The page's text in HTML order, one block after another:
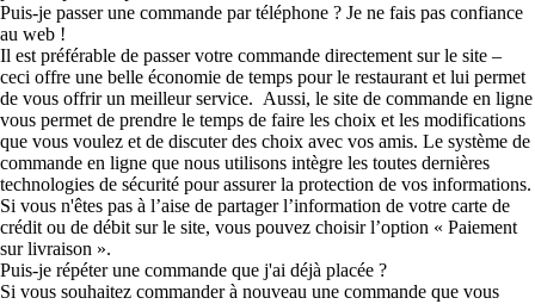
Puis-je passer une commande par téléphone ? Je ne fais pas confiance
au web !
Il est préférable de passer votre commande directement sur le site –
ceci offre une belle économie de temps pour le restaurant et lui permet
de vous offrir un meilleur service. Aussi, le site de commande en ligne
vous permet de prendre le temps de faire les choix et les modifications
que vous voulez et de discuter des choix avec vos amis. Le système de
commande en ligne que nous utilisons intègre les toutes dernières
technologies de sécurité pour assurer la protection de vos informations.
Si vous n'êtes pas à l’aise de partager l’information de votre carte de
crédit ou de débit sur le site, vous pouvez choisir l’option « Paiement
sur livraison ».
Puis-je répéter une commande que j'ai déjà placée ?
Si vous souhaitez commander à nouveau une commande que vous